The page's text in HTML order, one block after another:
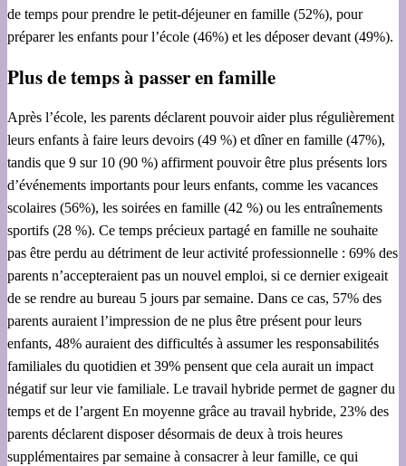
de temps pour prendre le petit-déjeuner en famille (52%), pour
préparer les enfants pour l’école (46%) et les déposer devant (49%).
Plus de temps à passer en famille
Après l’école, les parents déclarent pouvoir aider plus régulièrement
leurs enfants à faire leurs devoirs (49 %) et dîner en famille (47%),
tandis que 9 sur 10 (90 %) affirment pouvoir être plus présents lors
d’événements importants pour leurs enfants, comme les vacances
scolaires (56%), les soirées en famille (42 %) ou les entraînements
sportifs (28 %). Ce temps précieux partagé en famille ne souhaite
pas être perdu au détriment de leur activité professionnelle : 69% des
parents n’accepteraient pas un nouvel emploi, si ce dernier exigeait
de se rendre au bureau 5 jours par semaine. Dans ce cas, 57% des
parents auraient l’impression de ne plus être présent pour leurs
enfants, 48% auraient des difficultés à assumer les responsabilités
familiales du quotidien et 39% pensent que cela aurait un impact
négatif sur leur vie familiale. Le travail hybride permet de gagner du
temps et de l’argent En moyenne grâce au travail hybride, 23% des
parents déclarent disposer désormais de deux à trois heures
supplémentaires par semaine à consacrer à leur famille, ce qui